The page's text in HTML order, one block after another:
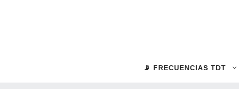
📡 FRECUENCIAS TDT